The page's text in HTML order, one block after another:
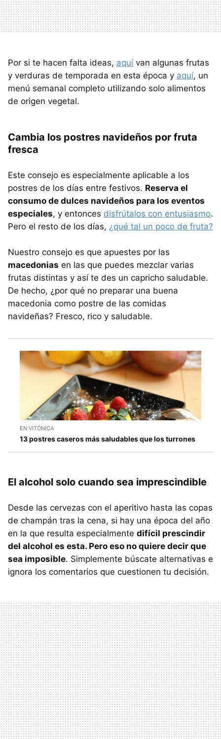
Por si te hacen falta ideas, aquí van algunas frutas
y verduras de temporada en esta época y aquí, un
menú semanal completo utilizando solo alimentos
de origen vegetal.
Cambia los postres navideños por fruta
fresca
Este consejo es especialmente aplicable a los
postres de los días entre festivos. Reserva el
consumo de dulces navideños para los eventos
especiales, y entonces disfrútalos con entusiasmo.
Pero el resto de los días, ¿qué tal un poco de fruta?
Nuestro consejo es que apuestes por las
macedonias en las que puedes mezclar varias
frutas distintas y así te des un capricho saludable.
De hecho, ¿por qué no preparar una buena
macedonia como postre de las comidas
navideñas? Fresco, rico y saludable.
EN VITÓNICA
13 postres caseros más saludables que los turrones
El alcohol solo cuando sea imprescindible
Desde las cervezas con el aperitivo hasta las copas
de champán tras la cena, si hay una época del año
en la que resulta especialmente difícil prescindir
del alcohol es esta. Pero eso no quiere decir que
sea imposible. Simplemente búscate alternativas e
ignora los comentarios que cuestionen tu decisión.